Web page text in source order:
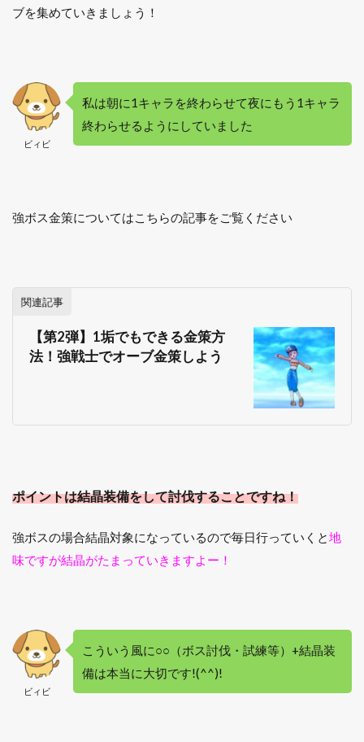
ブを集めていきましょう！
ビィビ
私は朝に1キャラを終わらせて夜にもう1キャラ
終わらせるようにしていました
強ボス金策についてはこちらの記事をご覧ください
関連記事
【第2弾】1垢でもできる金策方
法！強戦士でオーブ金策しよう
ポイントは結晶装備をして討伐することですね！
強ボスの場合結晶対象になっているので毎日行っていくと地
味ですが結晶がたまっていきますよー！
ビィビ
こういう風に○○（ボス討伐・試練等）+結晶装
備は本当に大切です!(^^)!